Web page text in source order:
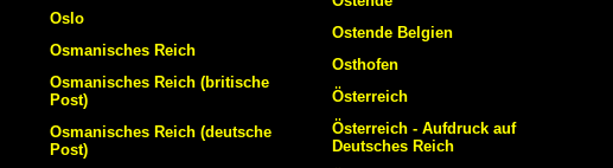
Oslo
Osmanisches Reich
Osmanisches Reich (britische
Post)
Osmanisches Reich (deutsche
Post)
Ostende Belgien
Osthofen
Österreich
Österreich - Aufdruck auf
Deutsches Reich